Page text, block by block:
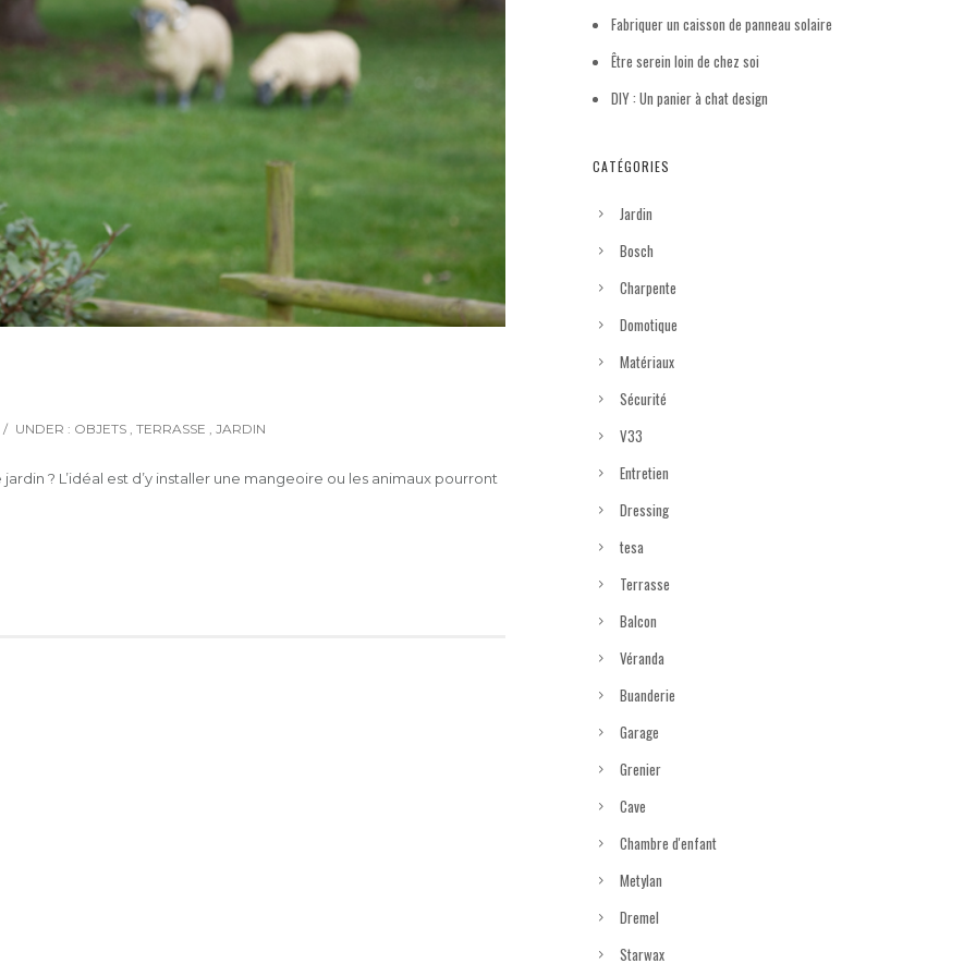
/ UNDER : OBJETS TERRASSE JARDIN
? L’idéal est d’y installer une mangeoire ou les animaux pourront
Fabriquer un caisson de panneau solaire
Être serein loin de chez soi
DIY : Un panier à chat design
CATÉGORIES
Jardin
Bosch
Charpente
Domotique
Matériaux
Sécurité
V33
Entretien
Dressing
tesa
Terrasse
Balcon
Véranda
Buanderie
Garage
Grenier
Cave
Chambre d'enfant
Metylan
Dremel
Starwax